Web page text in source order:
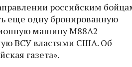
российским
еще одну бронированную
машину M88A2
ВСУ властями США. Об
газета».